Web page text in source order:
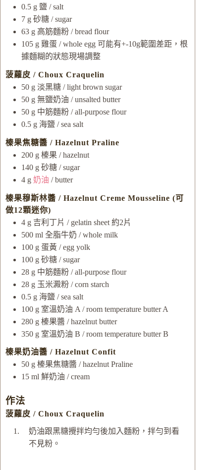
0.5 g 鹽 / salt
7 g 砂糖 / sugar
63 g 高筋麵粉 / bread flour
105 g 雞蛋 / whole egg 可能有+-10g範圍差距，根
據麵糊的狀態現場調整
菠蘿皮 / Choux Craquelin
50 g 淡黑糖 / light brown sugar
50 g 無鹽奶油 / unsalted butter
50 g 中筋麵粉 / all-purpose flour
0.5 g 海鹽 / sea salt
榛果焦糖醬 / Hazelnut Praline
200 g 榛果 / hazelnut
140 g 砂糖 / sugar
4 g 奶油 / butter
榛果穆斯林醬 / Hazelnut Creme Mousseline (可
做12顆迷你)
4 g 吉利丁片 / gelatin sheet 約2片
500 ml 全脂牛奶 / whole milk
100 g 蛋黃 / egg yolk
100 g 砂糖 / sugar
28 g 中筋麵粉 / all-purpose flour
28 g 玉米澱粉 / corn starch
0.5 g 海鹽 / sea salt
100 g 室溫奶油 A / room temperature butter A
280 g 榛果醬 / hazelnut butter
350 g 室溫奶油 B / room temperature butter B
榛果奶油醬 / Hazelnut Confit
50 g 榛果焦糖醬 / hazelnut Praline
15 ml 鮮奶油 / cream
作法
菠蘿皮 / Choux Craquelin
奶油跟黑糖攪拌均勻後加入麵粉，拌勻到看
不見粉。